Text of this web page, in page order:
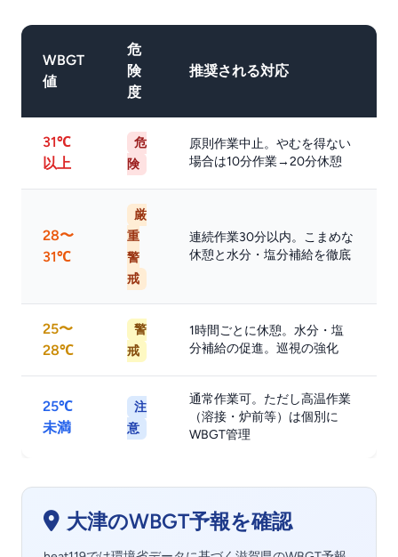
WBGT
値
危
険
度
推奨される対応
31℃
以上
危
険
原則作業中止。やむを得ない
場合は10分作業→20分休憩
28〜
31℃
厳
重
警
戒
連続作業30分以内。こまめな
休憩と水分・塩分補給を徹底
25〜
28℃
警
戒
1時間ごとに休憩。水分・塩
分補給の促進。巡視の強化
25℃
未満
注
意
通常作業可。ただし高温作業
（溶接・炉前等）は個別に
WBGT管理
大津のWBGT予報を確認